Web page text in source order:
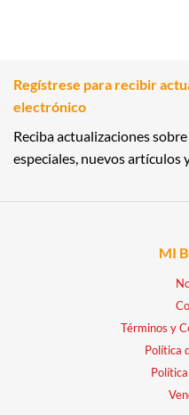
Regístrese para recibir
electrónico
Reciba actualizaciones
especiales, nuevos artículos
MI
Términos y
Política